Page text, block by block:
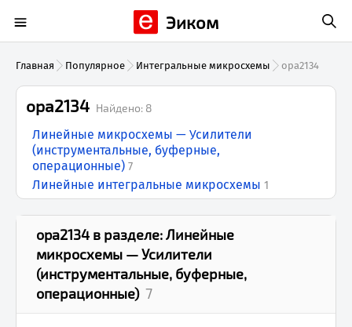
Эиком
Главная Популярное Интегральные микросхемы opa2134
opa2134 Найдено: 8
Линейные микросхемы — Усилители
(инструментальные, буферные,
операционные) 7
Линейные интегральные микросхемы 1
opa2134 в разделе:Линейные
микросхемы — Усилители
(инструментальные, буферные,
операционные) 7